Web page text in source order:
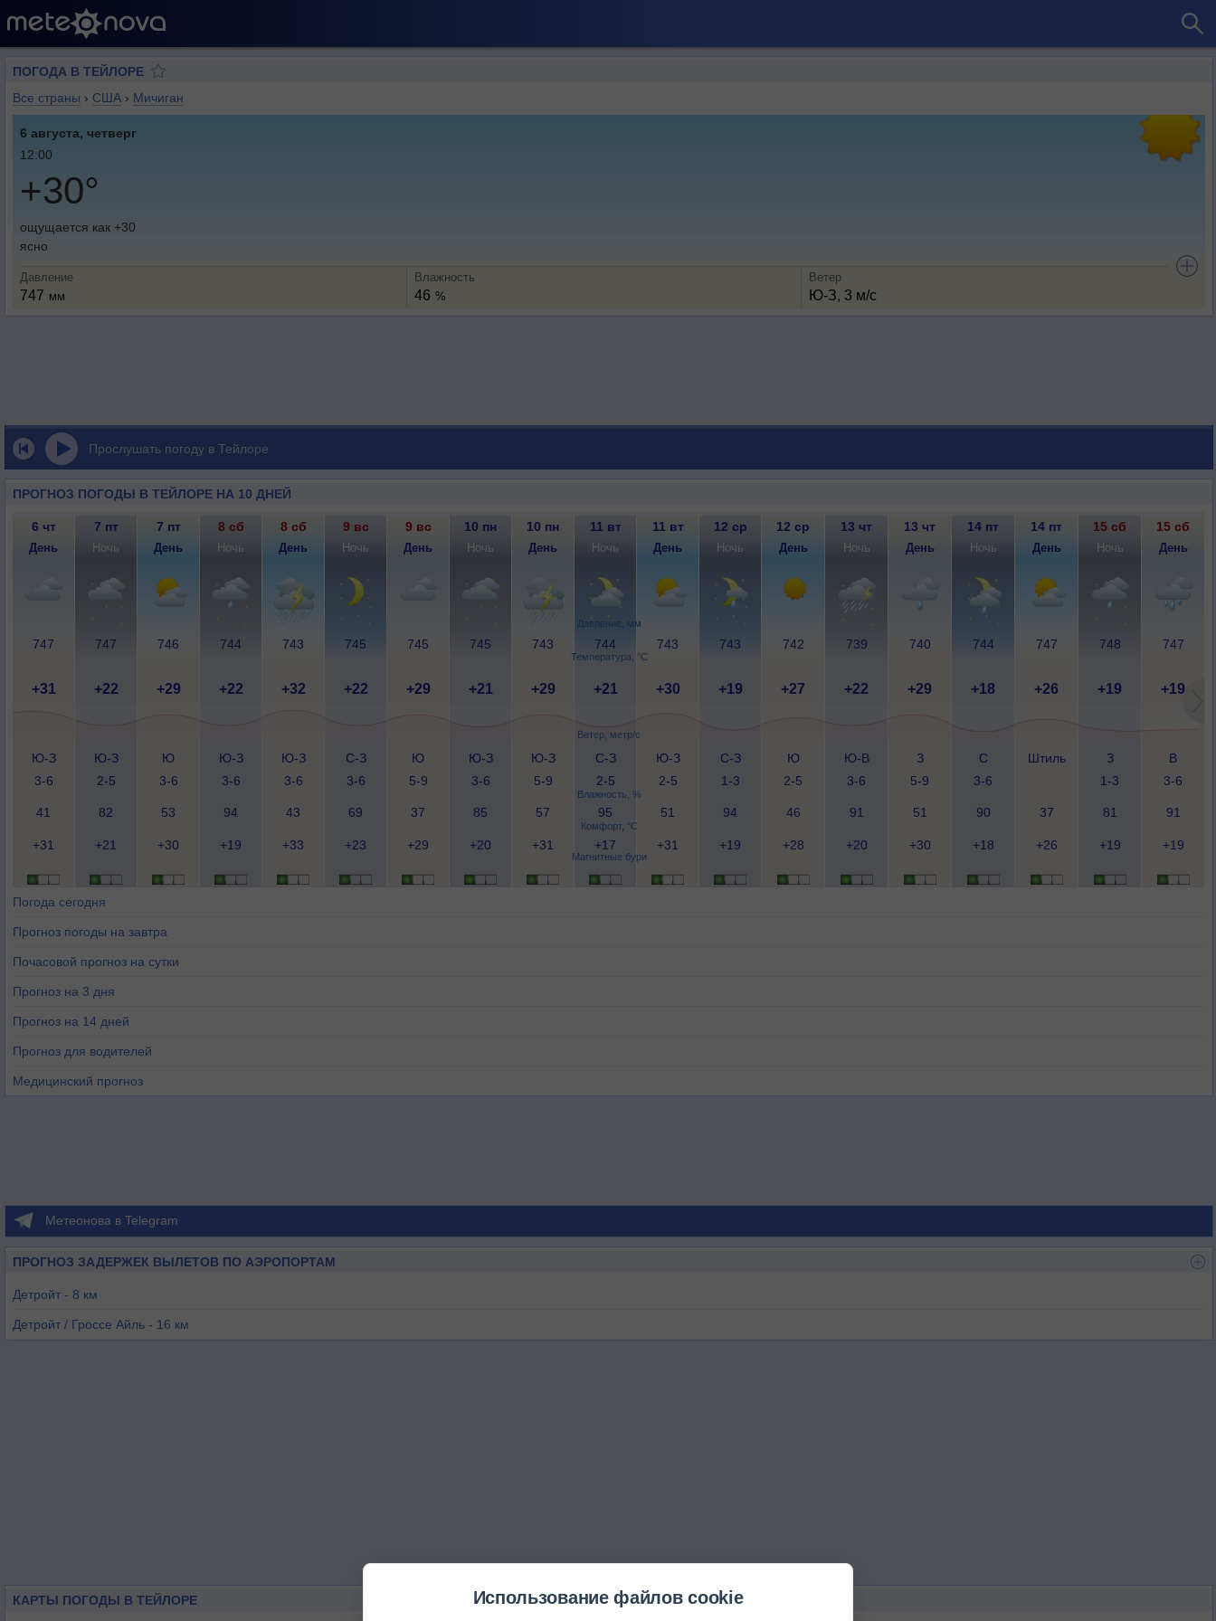
ПОГОДА В ТЕЙЛОРЕ
Все страны › США › Мичиган
6 августа, четверг
12:00
+30°
ощущается как +30
ясно
Давление
747 мм
Влажность
46 %
Ветер
Ю-З, 3 м/с
Прослушать погоду в Тейлоре
ПРОГНОЗ ПОГОДЫ В ТЕЙЛОРЕ НА 10 ДНЕЙ
Давление, мм
Температура, °C
Ветер, метр/с
Влажность, %
Комфорт, °C
Магнитные бури
6 чт 7 пт 7 пт 8 сб 8 сб 9 вс 9 вс 10 пн 10 пн 11 вт 11 вт 12 ср 12 ср 13 чт 13 чт 14 пт 14 пт 15 сб 15 сб
День Ночь День Ночь День Ночь День Ночь День Ночь День Ночь День Ночь День Ночь День Ночь День
747 747 746 744 743 745 745 745 743 744 743 743 742 739 740 744 747 748 747
+31 +22 +29 +22 +32 +22 +29 +21 +29 +21 +30 +19 +27 +22 +29 +18 +26 +19 +19
Ю-З
3-6
Ю-З
2-5
Ю
3-6
Ю-З
3-6
Ю-З
3-6
С-З
3-6
Ю
5-9
Ю-З
3-6
Ю-З
5-9
С-З
2-5
Ю-З
2-5
С-З
1-3
Ю
2-5
Ю-В
3-6
З
5-9
С
3-6
Штиль
З
1-3
В
3-6
41 82 53 94 43 69 37 85 57 95 51 94 46 91 51 90 37 81 91
+31 +21 +30 +19 +33 +23 +29 +20 +31 +17 +31 +19 +28 +20 +30 +18 +26 +19 +19
Погода сегодня
Прогноз погоды на завтра
Почасовой прогноз на сутки
Прогноз на 3 дня
Прогноз на 14 дней
Прогноз для водителей
Медицинский прогноз
Метеонова в Telegram
ПРОГНОЗ ЗАДЕРЖЕК ВЫЛЕТОВ ПО АЭРОПОРТАМ
Детройт - 8 км
Детройт / Гроссе Айль - 16 км
КАРТЫ ПОГОДЫ В ТЕЙЛОРЕ
Использование файлов cookie